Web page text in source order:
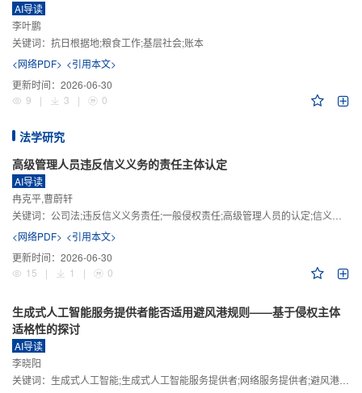
AI导读
李叶鹏
关键词： 抗日根据地;粮食工作;基层社会;账本
<网络PDF> <引用本文>
更新时间： 2026-06-30
9
| 3 | 0
法学研究
高级管理人员违反信义义务的责任主体认定
AI导读
冉克平,曹蔚轩
关键词： 公司法;违反信义义务责任;一般侵权责任;高级管理人员的认定;信义义务
<网络PDF> <引用本文>
更新时间： 2026-06-30
15
| 1 | 0
生成式人工智能服务提供者能否适用避风港规则——基于侵权主体
适格性的探讨
AI导读
李晓阳
关键词： 生成式人工智能;生成式人工智能服务提供者;网络服务提供者;避风港规则;版权责任